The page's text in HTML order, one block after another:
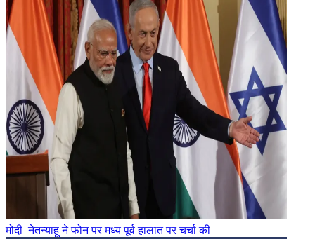
मोदी-नेतन्याहू ने फोन पर मध्य पूर्व हालात पर चर्चा की